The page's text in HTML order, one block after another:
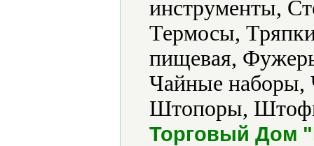
инструменты,
Термосы,
пищевая,
Чайные
Штопоры,
Торговый Дом